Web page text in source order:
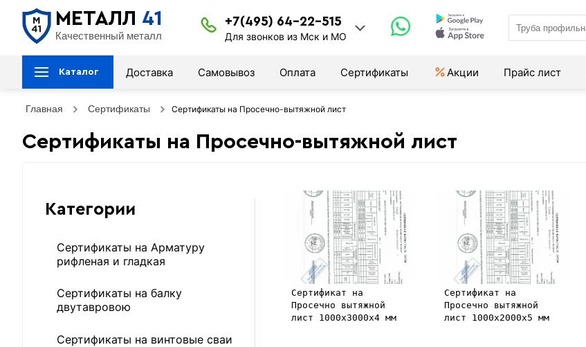
МЕТАЛЛ 41
Качественный металл
+7(495) 64-22-515
Для звонков из Мск и МО
Каталог Доставка Самовывоз Оплата Сертификаты Акции Прайс лист
Главная Сертификаты Сертификаты на Просечно-вытяжной лист
Сертификаты на Просечно-вытяжной лист
Категории
Сертификаты на Арматуру
рифленая и гладкая
Сертификаты на балку
двутавровою
Сертификаты на винтовые сваи
Сертификат на
Просечно вытяжной
лист 1000х3000х4 мм
Сертификат на
Просечно вытяжной
лист 1000х2000х5 мм